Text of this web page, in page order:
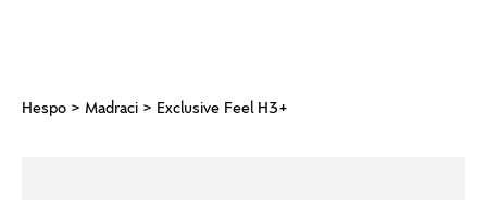
Hespo > Madraci > Exclusive Feel H3+